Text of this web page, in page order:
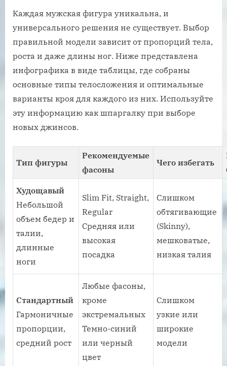
Каждая мужская фигура уникальна, и
универсального решения не существует. Выбор
правильной модели зависит от пропорций тела,
роста и даже длины ног. Ниже представлена
инфографика в виде таблицы, где собраны
основные типы телосложения и оптимальные
варианты кроя для каждого из них. Используйте
эту информацию как шпаргалку при выборе
новых джинсов.
Тип фигуры
Рекомендуемые
фасоны
Чего избегать
Худощавый
Небольшой
объем бедер и
талии,
длинные
ноги
Slim Fit, Straight,
Regular
Средняя или
высокая
посадка
Слишком
обтягивающие
(Skinny),
мешковатые,
низкая талия
Стандартный
Гармоничные
пропорции,
средний рост
Любые фасоны,
кроме
экстремальных
Темно-синий
или черный
цвет
Слишком
узкие или
широкие
модели